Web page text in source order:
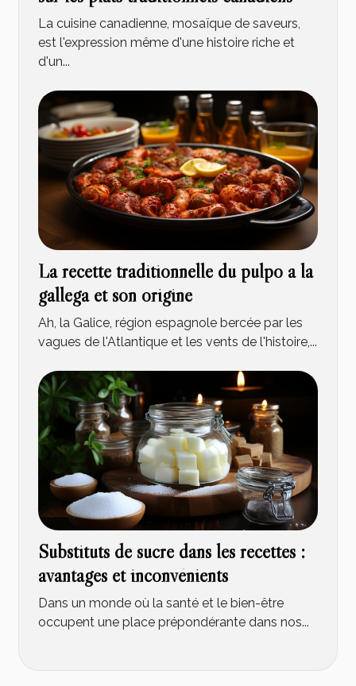
La cuisine canadienne, mosaïque de saveurs,
est l'expression même d'une histoire riche et
d'un...
La recette traditionnelle du pulpo a la
gallega et son origine
Ah, la Galice, région espagnole bercée par les
vagues de l'Atlantique et les vents de l'histoire,...
Substituts de sucre dans les recettes :
avantages et inconvénients
Dans un monde où la santé et le bien-être
occupent une place prépondérante dans nos...